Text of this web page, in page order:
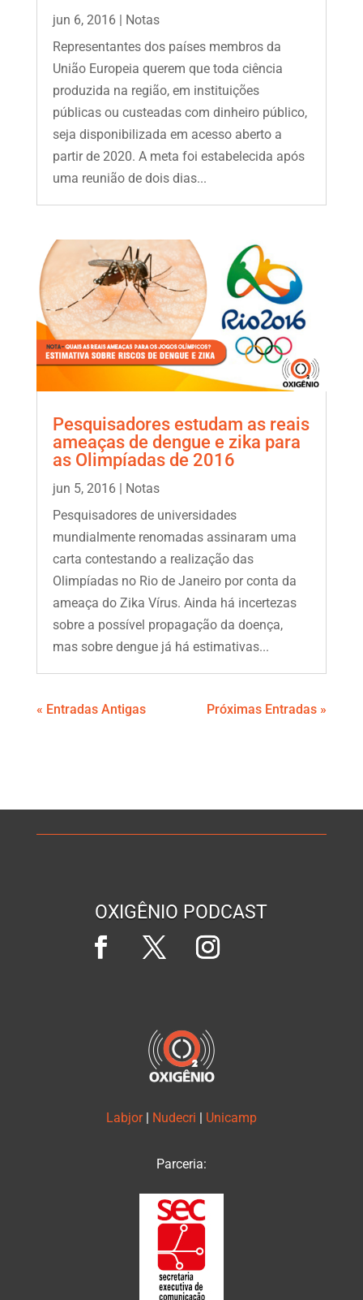
jun 6, 2016|
Notas
Representantes dos países membros da
União Europeia querem que toda ciência
produzida na região, em instituições
públicas ou custeadas com dinheiro público,
seja disponibilizada em acesso aberto a
partir de 2020. A meta foi estabelecida após
uma reunião de dois dias...
Pesquisadores estudam as reais
ameaças de dengue e zika para
as Olimpíadas de 2016
jun 5, 2016|
Notas
Pesquisadores de universidades
mundialmente renomadas assinaram uma
carta contestando a realização das
Olimpíadas no Rio de Janeiro por conta da
ameaça do Zika Vírus. Ainda há incertezas
sobre a possível propagação da doença,
mas sobre dengue já há estimativas...
« Entradas Antigas Próximas Entradas »
OXIGÊNIO PODCAST
Labjor Nudecri Unicamp
Parceria: